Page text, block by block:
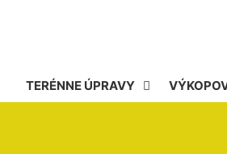
TERÉNNE ÚPRAVY